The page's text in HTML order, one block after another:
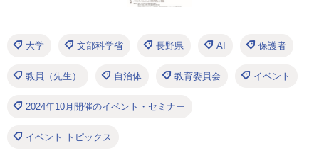
大学 文部科学省 長野県 AI 保護者
教員（先生） 自治体 教育委員会 イベント
2024年10月開催のイベント・セミナー
イベント トピックス